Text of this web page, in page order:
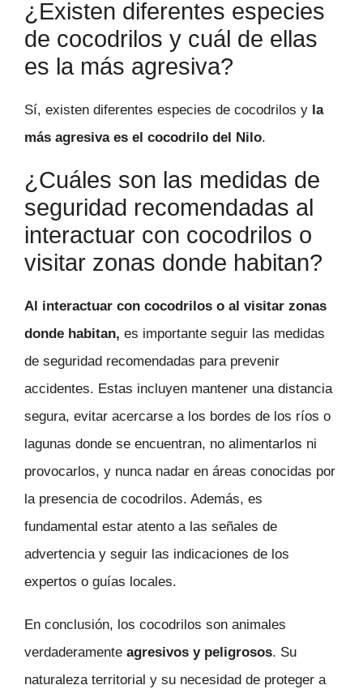
¿Existen diferentes especies
de cocodrilos y cuál de ellas
es la más agresiva?
Sí, existen diferentes especies de cocodrilos y la
más agresiva es el cocodrilo del Nilo.
¿Cuáles son las medidas de
seguridad recomendadas al
interactuar con cocodrilos o
visitar zonas donde habitan?
Al interactuar con cocodrilos o al visitar zonas
donde habitan, es importante seguir las medidas
de seguridad recomendadas para prevenir
accidentes. Estas incluyen mantener una distancia
segura, evitar acercarse a los bordes de los ríos o
lagunas donde se encuentran, no alimentarlos ni
provocarlos, y nunca nadar en áreas conocidas por
la presencia de cocodrilos. Además, es
fundamental estar atento a las señales de
advertencia y seguir las indicaciones de los
expertos o guías locales.
En conclusión, los cocodrilos son animales
verdaderamente agresivos y peligrosos. Su
naturaleza territorial y su necesidad de proteger a